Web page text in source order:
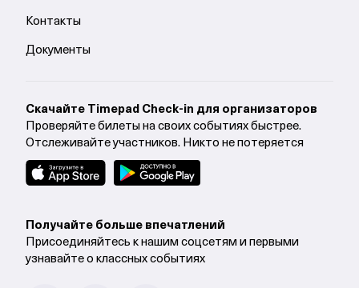
Контакты
Документы
Cкачайте Timepad Check-in для организаторов
Проверяйте билеты на своих событиях быстрее.
Отслеживайте участников. Никто не потеряется
Получайте больше впечатлений
Присоединяйтесь к нашим соцсетям и первыми
узнавайте о классных событиях